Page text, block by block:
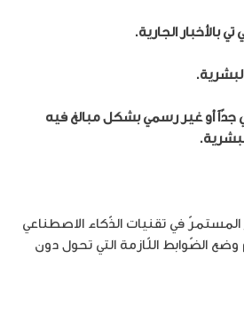
جدّاً أو غير رسمي بشكل مبالغ فيه
المستمرّ في تقنيات الذّكاء الاصطناعي
الضّوابط اللّازمة التي تحول دون